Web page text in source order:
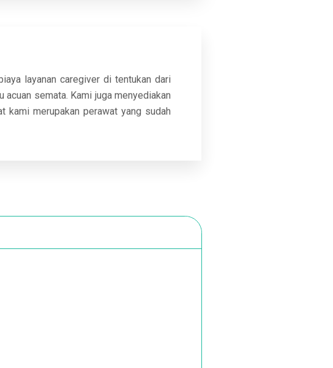
layanan caregiver di tentukan dari
semata. Kami juga menyediakan
kami merupakan perawat yang sudah